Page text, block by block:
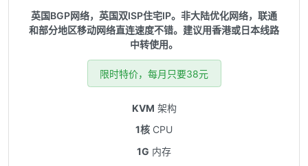
英国BGP网络，英国双ISP住宅IP。非大陆优化网络，联通
和部分地区移动网络直连速度不错。建议用香港或日本线路
中转使用。
限时特价，每月只要38元
KVM 架构
1核 CPU
1G 内存